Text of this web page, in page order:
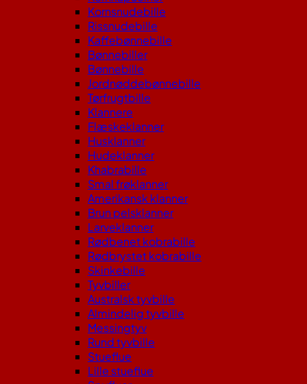
Kornsnudebille
Rissnudebille
Kaffebønnebille
Bønnebiller
Bønnebille
Jordnøddebønnebille
Tørfrugtbille
Klannere
Flæskeklanner
Husklanner
Hudeklanner
Khabrabille
Smal frøklanner
Amerikansk klanner
Brun pelsklanner
Larveklanner
Rødbenet kobrabille
Rødbrystet kobrabille
Skinkebille
Tyvbiller
Australsk tyvbille
Almindelig tyvbille
Messingtyv
Rund tyvbille
Stueflue
Lille stueflue